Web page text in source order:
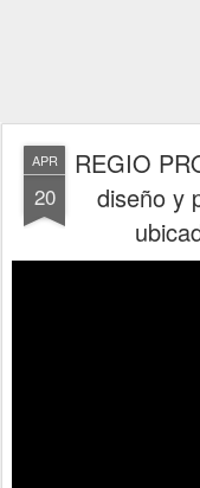
APR
20
REGIO
diseño y